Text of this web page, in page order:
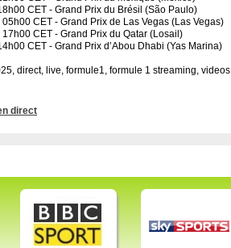
CET - Grand Prix du Brésil (São Paulo)
CET - Grand Prix de Las Vegas (Las Vegas)
CET - Grand Prix du Qatar (Losail)
CET - Grand Prix d’Abou Dhabi (Yas Marina)
direct, live, formule1, formule 1 streaming, videos
direct